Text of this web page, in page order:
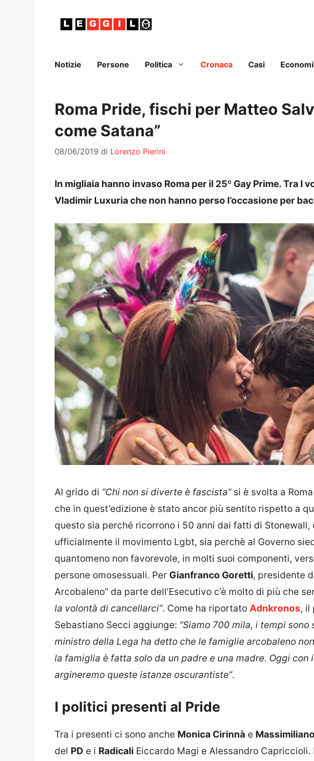
Notizie Persone Politica Cronaca Casi
Roma Pride, fischi per Matteo
come Satana”
08/06/2019 di Lorenzo Pierini
In migliaia hanno invaso Roma per il 25º Gay Prime. Tra I
Vladimir Luxuria che non hanno perso l’occasione per
Al grido di “Chi non si diverte è fascista”si è svolta a
che in quest’edizione è stato ancor più sentito rispetto a
questo sia perché ricorrono i 50 anni dai fatti di Stonewall,
ufficialmente il movimento Lgbt, sia perchè al Governo
quantomeno non favorevole, in molti suoi componenti,
persone omosessuali. Per Gianfranco Goretti, presidente
Arcobaleno” da parte dell’Esecutivo c’è molto di più che
la volontà di cancellarci”. Come ha riportato Adnkronos, il
Sebastiano Secci aggiunge: “Siamo 700 mila, i tempi sono
ministro della Lega ha detto che le famiglie arcobaleno
la famiglia è fatta solo da un padre e una madre. Oggi con
argineremo queste istanze oscurantiste”.
I politici presenti al Pride
Tra i presenti ci sono anche Monica Cirinnà e
del PD e i Radicali Eiccardo Magi e Alessandro Capriccioli.